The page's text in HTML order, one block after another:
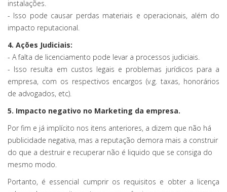
instalações.
- Isso pode causar perdas materiais e operacionais, além do
impacto reputacional.
4. Ações Judiciais:
- A falta de licenciamento pode levar a processos judiciais.
- Isso resulta em custos legais e problemas jurídicos para a
empresa, com os respectivos encargos (v.g. taxas, honorários
de advogados, etc).
5. Impacto negativo no Marketing da empresa.
Por fim e já implícito nos itens anteriores, a dizem que não há
publicidade negativa, mas a reputação demora mais a construir
do que a destruir e recuperar não é liquido que se consiga do
mesmo modo.
Portanto, é essencial cumprir os requisitos e obter a licença